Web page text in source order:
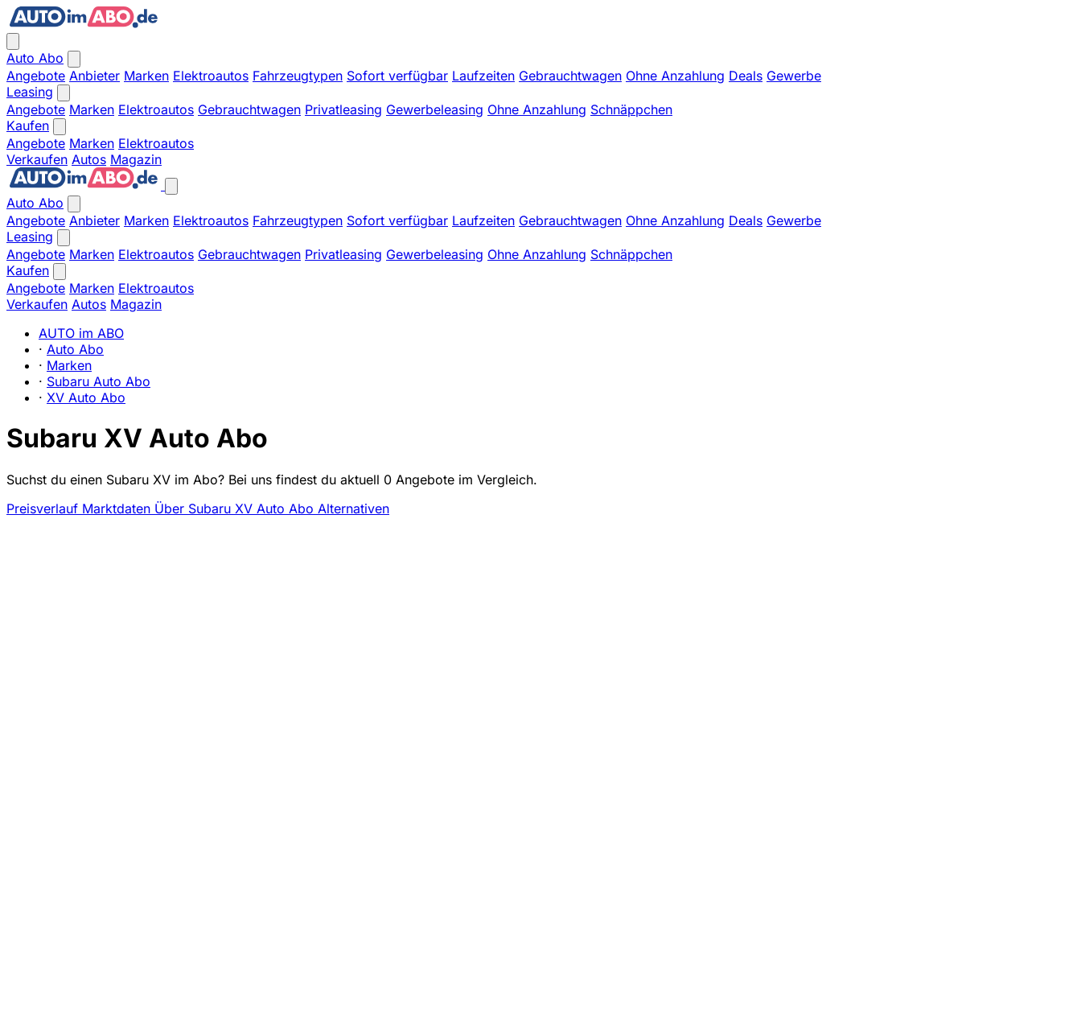
Auto Abo
Angebote Anbieter Marken Elektroautos Fahrzeugtypen Sofort verfügbar Laufzeiten Gebrauchtwagen Ohne Anzahlung Deals Gewerbe
Leasing
Angebote Marken Elektroautos Gebrauchtwagen Privatleasing Gewerbeleasing Ohne Anzahlung Schnäppchen
Kaufen
Angebote Marken Elektroautos
Verkaufen Autos Magazin
Auto Abo
Angebote Anbieter Marken Elektroautos Fahrzeugtypen Sofort verfügbar Laufzeiten Gebrauchtwagen Ohne Anzahlung Deals Gewerbe
Leasing
Angebote Marken Elektroautos Gebrauchtwagen Privatleasing Gewerbeleasing Ohne Anzahlung Schnäppchen
Kaufen
Angebote Marken Elektroautos
Verkaufen Autos Magazin
AUTO im ABO
· Auto Abo
· Marken
· Subaru Auto Abo
· XV Auto Abo
Subaru XV Auto Abo
Suchst du einen Subaru XV im Abo? Bei uns findest du aktuell 0 Angebote im Vergleich.
Preisverlauf Marktdaten Über Subaru XV Auto Abo Alternativen